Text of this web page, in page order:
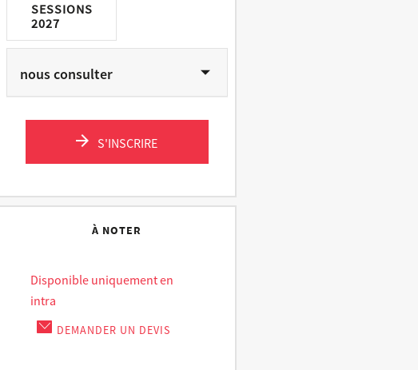
SESSIONS
2027
nous consulter
S'INSCRIRE
À NOTER
Disponible uniquement en
intra
DEMANDER UN DEVIS